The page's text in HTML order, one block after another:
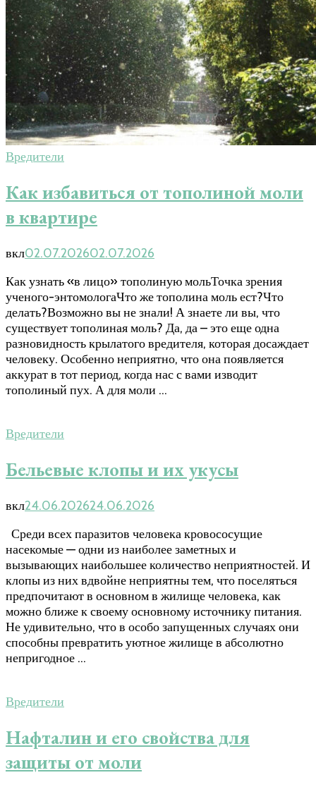
Вредители
Как избавиться от тополиной моли
в квартире
вкл02.07.202602.07.2026
Как узнать «в лицо» тополиную мольТочка зрения
ученого-энтомологаЧто же тополина моль ест?Что
делать?Возможно вы не знали! А знаете ли вы, что
существует тополиная моль? Да, да – это еще одна
разновидность крылатого вредителя, которая досаждает
человеку. Особенно неприятно, что она появляется
аккурат в тот период, когда нас с вами изводит
тополиный пух. А для моли …
Вредители
Бельевые клопы и их укусы
вкл24.06.202624.06.2026
Среди всех паразитов человека кровососущие
насекомые — одни из наиболее заметных и
вызывающих наибольшее количество неприятностей. И
клопы из них вдвойне неприятны тем, что поселяться
предпочитают в основном в жилище человека, как
можно ближе к своему основному источнику питания.
Не удивительно, что в особо запущенных случаях они
способны превратить уютное жилище в абсолютно
непригодное …
Вредители
Нафталин и его свойства для
защиты от моли